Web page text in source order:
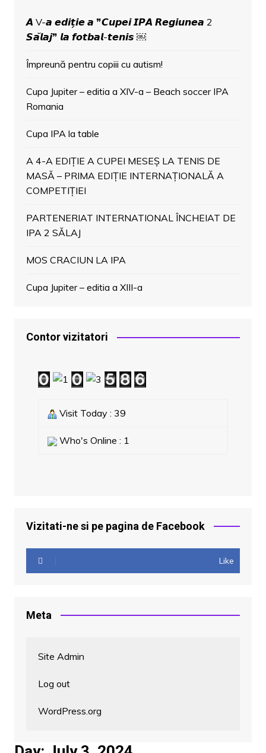
𝘼 V-𝙖 𝙚𝙙𝙞𝙩̗𝙞𝙚 𝙖 ❞𝘾𝙪𝙥𝙚𝙞 𝙄𝙋𝘼 𝙍𝙚𝙜𝙞𝙪𝙣𝙚𝙖 2
𝙎𝙖̆𝙡𝙖𝙟❞ 𝙡𝙖 𝙛𝙤𝙩𝙗𝙖𝙡-𝙩𝙚𝙣𝙞𝙨 ￼
Împreună pentru copiii cu autism!
Cupa Jupiter – editia a XIV-a – Beach soccer IPA
Romania
Cupa IPA la table
A 4-A EDIȚIE A CUPEI MESEȘ LA TENIS DE
MASĂ – PRIMA EDIȚIE INTERNAȚIONALĂ A
COMPETIȚIEI
PARTENERIAT INTERNATIONAL ÎNCHEIAT DE
IPA 2 SĂLAJ
MOS CRACIUN LA IPA
Cupa Jupiter – editia a XIII-a
Contor vizitatori
Visit Today : 39
Who's Online : 1
Vizitati-ne si pe pagina de Facebook
Like
Meta
Site Admin
Log out
WordPress.org